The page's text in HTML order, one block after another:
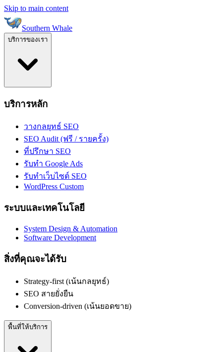
Skip to main content
Southern Whale
บริการของเรา
บริการหลัก
วางกลยุทธ์ SEO
SEO Audit (ฟรี / รายครั้ง)
ที่ปรึกษา SEO
รับทำ Google Ads
รับทำเว็บไซต์ SEO
WordPress Custom
ระบบและเทคโนโลยี
System Design & Automation
Software Development
สิ่งที่คุณจะได้รับ
Strategy-first (เน้นกลยุทธ์)
SEO สายยั่งยืน
Conversion-driven (เน้นยอดขาย)
พื้นที่ให้บริการ